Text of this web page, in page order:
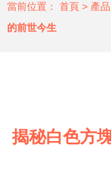
當前位置： 首頁 > 產
的前世今生
揭秘白色方